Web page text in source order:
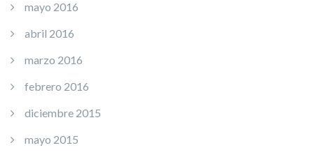
mayo 2016
abril 2016
marzo 2016
febrero 2016
diciembre 2015
mayo 2015